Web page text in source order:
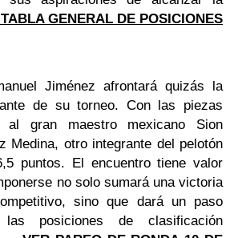
GENERAL DE POSICIONES
Jiménez afrontará quizás la
de su torneo. Con las piezas
al gran maestro mexicano Sion
Medina, otro integrante del pelotón
puntos. El encuentro tiene valor
no solo sumará una victoria
sino que dará un paso
las posiciones de clasificación